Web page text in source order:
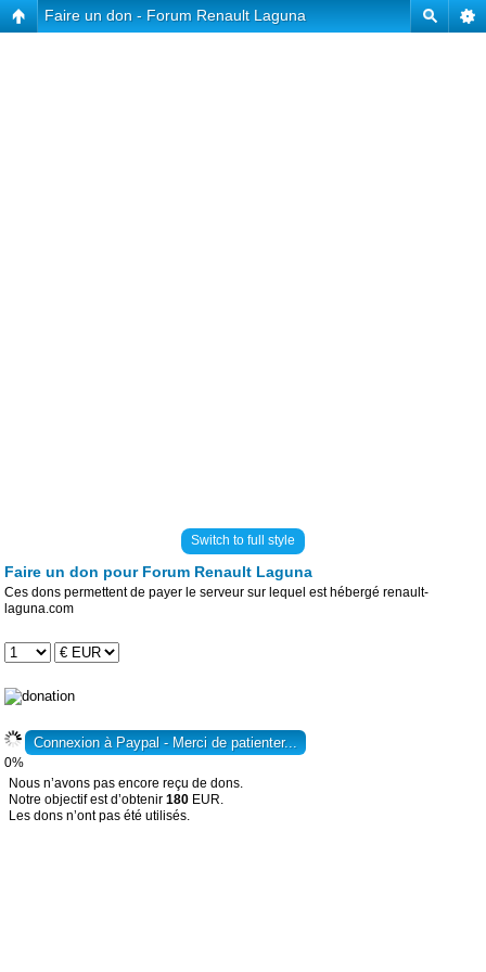
Faire un don - Forum Renault Laguna
Switch to full style
Faire un don pour Forum Renault Laguna
Ces dons permettent de payer le serveur sur lequel est hébergé renault-
laguna.com
0%
Nous n’avons pas encore reçu de dons.
Notre objectif est d’obtenir 180 EUR.
Les dons n’ont pas été utilisés.